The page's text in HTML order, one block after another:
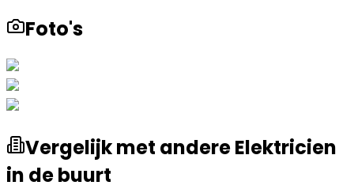
Foto's
Vergelijk met andere Elektricien
in de buurt